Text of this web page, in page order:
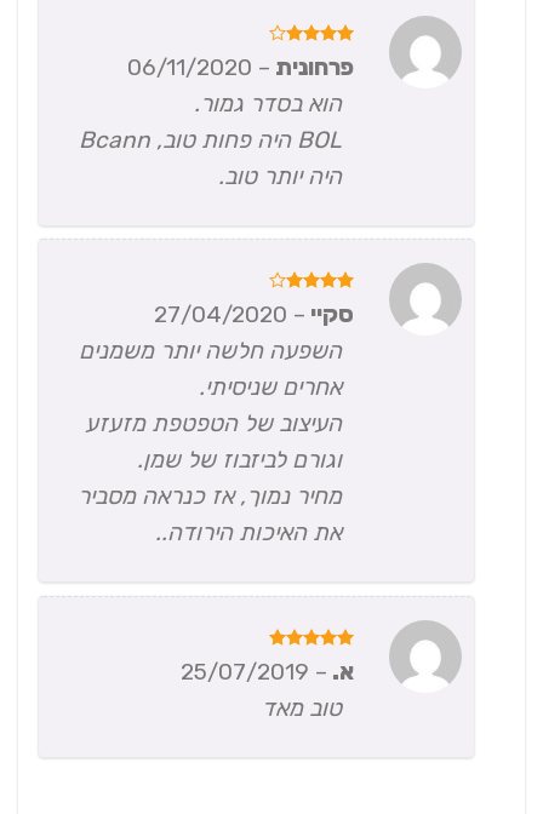
מתוך 5
פרחונית–
06/11/2020
הוא בסדר גמור.
BOL היה פחות טוב, Bcann
היה יותר טוב.
דורג 4
מתוך 5
סקיי–
27/04/2020
השפעה חלשה יותר משמנים
אחרים שניסיתי.
העיצוב של הטפטפת מזעזע
וגורם לביזבוז של שמן.
מחיר נמוך, אז כנראה מסביר
את האיכות הירודה..
דורג
מתוך 5
א.–
25/07/2019
טוב מאד